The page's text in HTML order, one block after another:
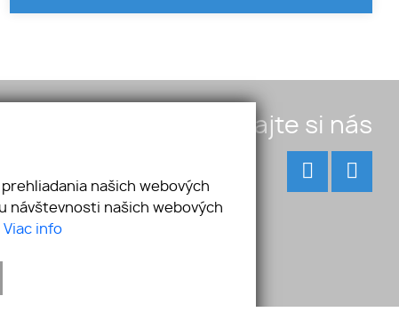
Pridajte si nás
našich webových
návštevnosti našich webových
Viac info